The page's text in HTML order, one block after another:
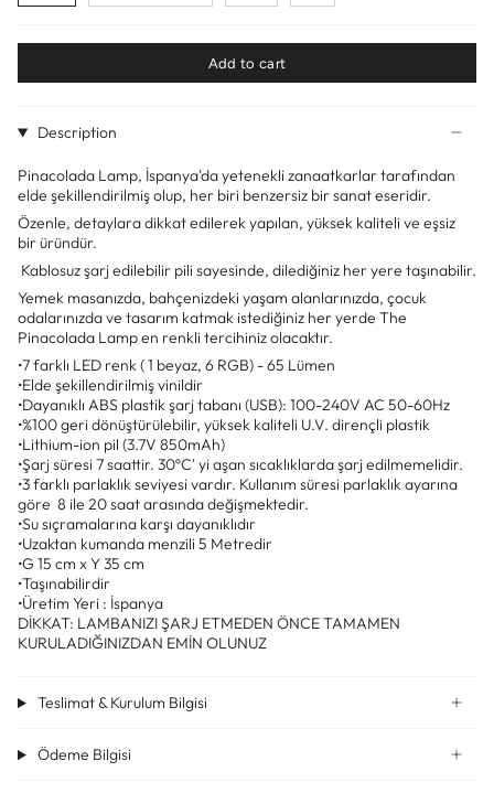
Add to cart
Description
Pinacolada Lamp, İspanya'da yetenekli zanaatkarlar tarafından
elde şekillendirilmiş olup, her biri benzersiz bir sanat eseridir.
Özenle, detaylara dikkat edilerek yapılan, yüksek kaliteli ve eşsiz
bir üründür.
Kablosuz şarj edilebilir pili sayesinde, dilediğiniz her yere taşınabilir.
Yemek masanızda, bahçenizdeki yaşam alanlarınızda, çocuk
odalarınızda ve tasarım katmak istediğiniz her yerde The
Pinacolada Lamp en renkli tercihiniz olacaktır.
•7 farklı LED renk ( 1 beyaz, 6 RGB) - 65 Lümen
•Elde şekillendirilmiş vinildir
•Dayanıklı ABS plastik şarj tabanı (USB): 100-240V AC 50-60Hz
•%100 geri dönüştürülebilir, yüksek kaliteli U.V. dirençli plastik
•Lithium-ion pil (3.7V 850mAh)
•Şarj süresi 7 saattir. 30ºC' yi aşan sıcaklıklarda şarj edilmemelidir.
•3 farklı parlaklık seviyesi vardır. Kullanım süresi parlaklık ayarına
göre 8 ile 20 saat arasında değişmektedir.
•Su sıçramalarına karşı dayanıklıdır
•Uzaktan kumanda menzili 5 Metredir
•G 15 cm x Y 35 cm
•Taşınabilirdir
•Üretim Yeri : İspanya
DİKKAT: LAMBANIZI ŞARJ ETMEDEN ÖNCE TAMAMEN
KURULADIĞINIZDAN EMİN OLUNUZ
Teslimat & Kurulum Bilgisi
Ödeme Bilgisi